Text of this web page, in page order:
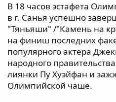
В 18 часов эстафета
в г. Санья успешно
"Тяньяши" /"Камень на
на финиш последних
популярного актера
народного
лиянки Пу Хуэйфан и
Олимпийской чаше.